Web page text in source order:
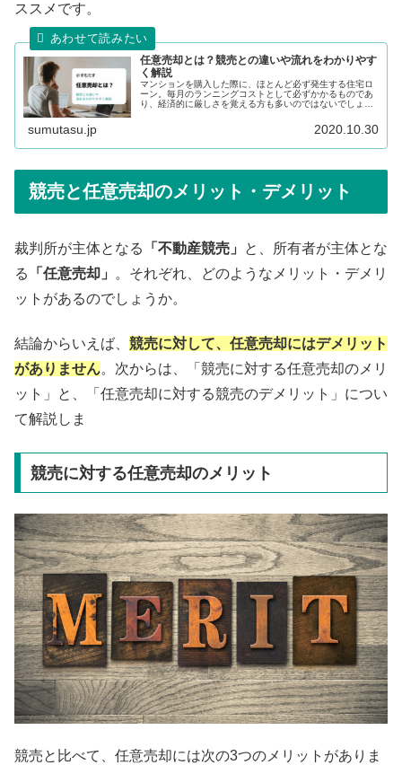
ススメです。
任意売却とは？競売との違いや流れをわかりやす
く解説
マンションを購入した際に、ほとんど必ず発生する住宅ロ
ーン。毎月のランニングコストとして必ずかかるものであ
り、経済的に厳しさを覚える方も多いのではないでしょう
選択肢としてあるのが「任意売却」。どのような流れで進
んでいくのでしょうか。また、通常の売却とどのように違
sumutasu.jp 2020.10.30
競売と任意売却のメリット・デメリット
裁判所が主体となる 「不動産競売」
と、所有者が主体とな
る
「任意売却」
。それぞれ、どのようなメリット・デメリ
ットがあるのでしょうか。
結論からいえば、 競売に対して、任意売却にはデメリット
がありません。次からは、「競売に対する任意売却のメリ
ット」と、「任意売却に対する競売のデメリット」につい
て解説しま
競売に対する任意売却のメリット
競売と比べて、任意売却には次の3つのメリットがありま